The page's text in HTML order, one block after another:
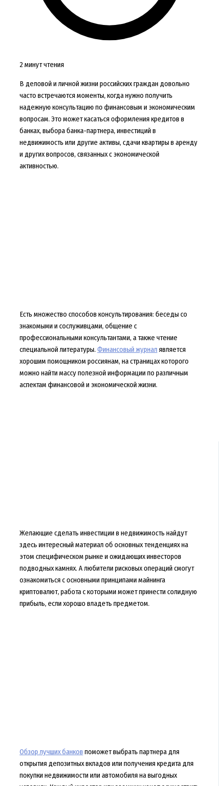
2 минут чтения
В деловой и личной жизни российских граждан довольно
часто встречаются моменты, когда нужно получить
надежную консультацию по финансовым и экономическим
вопросам. Это может касаться оформления кредитов в
банках, выбора банка-партнера, инвестиций в
недвижимость или другие активы, сдачи квартиры в аренду
и других вопросов, связанных с экономической
активностью.
Есть множество способов консультирования: беседы со
знакомыми и сослуживцами, общение с
профессиональными консультантами, а также чтение
специальной литературы. Финансовый журнал является
хорошим помощником россиянам, на страницах которого
можно найти массу полезной информации по различным
аспектам финансовой и экономической жизни.
Желающие сделать инвестиции в недвижимость найдут
здесь интересный материал об основных тенденциях на
этом специфическом рынке и ожидающих инвесторов
подводных камнях. А любители рисковых операций смогут
ознакомиться с основными принципами майнинга
криптовалют, работа с которыми может принести солидную
прибыль, если хорошо владеть предметом.
Обзор лучших банков поможет выбрать партнера для
открытия депозитных вкладов или получения кредита для
покупки недвижимости или автомобиля на выгодных